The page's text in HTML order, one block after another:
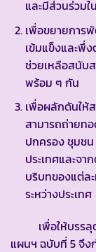
และมีส่วนร่วม
เพื่อขยายการ
เข้มแข็งและพึ่
ช่วยเหลือสนับ
พร้อม ๆ กัน
เพื่อผลักดันให้
สามารถถ่ายท
ปกครอง ชุมช
ประเทศและจา
บริบทของแต่ล
ระหว่างประเทศ
เพื่อให้บรรลุต
แผนฯ ฉบับที่ 5 จึง